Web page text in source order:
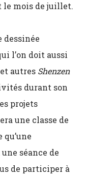
le mois de juillet.
dessinée
l’on doit aussi
et autres Shenzen
durant son
projets
une classe de
séance de
de participer à